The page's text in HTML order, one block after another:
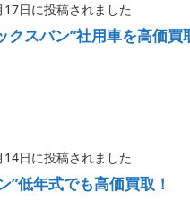
日に投稿されました
クスバン”社用車を高価買
日に投稿されました
”低年式でも高価買取！